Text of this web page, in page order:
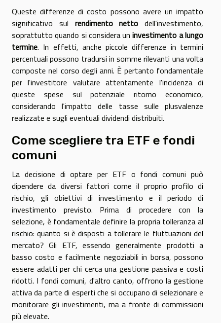
Queste differenze di costo possono avere un impatto
significativo sul rendimento netto dell'investimento,
soprattutto quando si considera uninvestimento a lungo
termine. In effetti, anche piccole differenze in termini
percentuali possono tradursi in somme rilevanti una volta
composte nel corso degli anni. È pertanto fondamentale
per l'investitore valutare attentamente l'incidenza di
queste spese sul potenziale ritorno economico,
considerando l'impatto delle tasse sulle plusvalenze
realizzate e sugli eventuali dividendi distribuiti.
Come scegliere tra ETF e fondi
comuni
La decisione di optare per ETF o fondi comuni può
dipendere da diversi fattori come il proprio profilo di
rischio, gli obiettivi di investimento e il periodo di
investimento previsto. Prima di procedere con la
selezione, è fondamentale definire la propria tolleranza al
rischio: quanto si è disposti a tollerare le fluttuazioni del
mercato? Gli ETF, essendo generalmente prodotti a
basso costo e facilmente negoziabili in borsa, possono
essere adatti per chi cerca una gestione passiva e costi
ridotti. I fondi comuni, d'altro canto, offrono la gestione
attiva da parte di esperti che si occupano di selezionare e
monitorare gli investimenti, ma a fronte di commissioni
più elevate.